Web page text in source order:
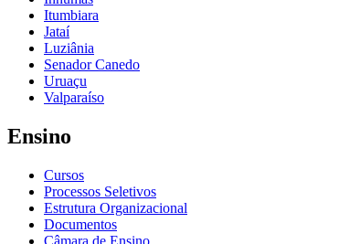
Itumbiara
Jataí
Luziânia
Senador Canedo
Uruaçu
Valparaíso
Ensino
Cursos
Processos Seletivos
Estrutura Organizacional
Documentos
Câmara de Ensino